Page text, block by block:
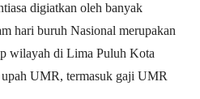
digiatkan oleh banyak
hari buruh Nasional merupakan
wilayah di Lima Puluh Kota
upah UMR, termasuk gaji UMR